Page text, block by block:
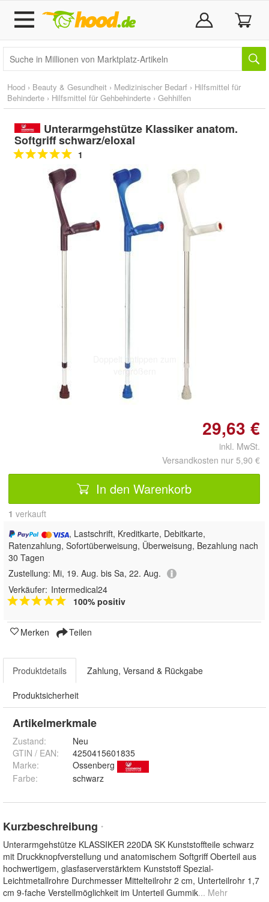
Hood › Beauty & Gesundheit › Medizinischer Bedarf › Hilfsmittel für
Behinderte › Hilfsmittel für Gehbehinderte › Gehhilfen
Unterarmgehstütze Klassiker anatom.
Softgriff schwarz/eloxal
1
Doppelt antippen zum
vergrößern
29,63 €
inkl. MwSt.
Versandkosten nur 5,90 €
In den Warenkorb
1 verkauft
, Lastschrift, Kreditkarte, Debitkarte,
Ratenzahlung, Sofortüberweisung, Überweisung, Bezahlung nach
30 Tagen
Zustellung: Mi, 19. Aug. bis Sa, 22. Aug.
Verkäufer: Intermedical24
100% positiv
Merken Teilen
Produktdetails Zahlung, Versand & Rückgabe
Produktsicherheit
Artikelmerkmale
Zustand:
Neu
GTIN / EAN:
4250415601835
Marke:
Ossenberg
Farbe: schwarz
Kurzbeschreibung *
Unterarmgehstütze KLASSIKER 220DA SK Kunststoffteile schwarz
mit Druckknopfverstellung und anatomischem Softgriff Oberteil aus
hochwertigem, glasfaserverstärktem Kunststoff Spezial-
Leichtmetallrohre Durchmesser Mittelteilrohr 2 cm, Unterteilrohr 1,7
cm 9-fache Verstellmöglichkeit im Unterteil Gummik... Mehr